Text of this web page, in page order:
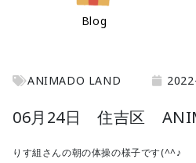
Blog
ANIMADO LAND
06月24日 住吉区
りす組さんの朝の体操の様子です(^^♪